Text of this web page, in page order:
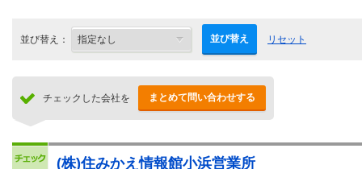
並び替え： 並び替え リセット
チェックした会社を まとめて問い合わせする
(株)住みかえ情報館小浜営業所